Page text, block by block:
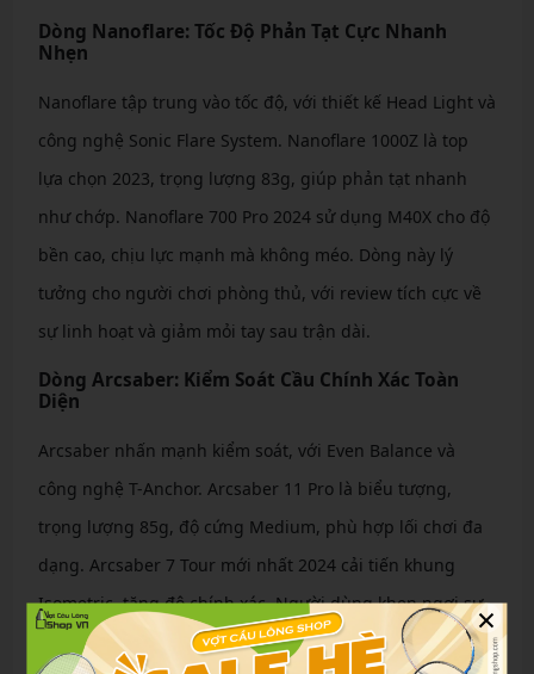
Dòng Nanoflare: Tốc Độ Phản Tạt Cực Nhanh
Nhẹn
Nanoflare tập trung vào tốc độ, với thiết kế Head Light và
công nghệ Sonic Flare System. Nanoflare 1000Z là top
lựa chọn 2023, trọng lượng 83g, giúp phản tạt nhanh
như chớp. Nanoflare 700 Pro 2024 sử dụng M40X cho độ
bền cao, chịu lực mạnh mà không méo. Dòng này lý
tưởng cho người chơi phòng thủ, với review tích cực về
sự linh hoạt và giảm mỏi tay sau trận dài.
Dòng Arcsaber: Kiểm Soát Cầu Chính Xác Toàn
Diện
Arcsaber nhấn mạnh kiểm soát, với Even Balance và
công nghệ T-Anchor. Arcsaber 11 Pro là biểu tượng,
trọng lượng 85g, độ cứng Medium, phù hợp lối chơi đa
dạng. Arcsaber 7 Tour mới nhất 2024 cải tiến khung
Isometric, tăng độ chính xác. Người dùng khen ngợi sự
cân bằng hoàn hảo, dễ thích nghi cho cả công và thủ.
×